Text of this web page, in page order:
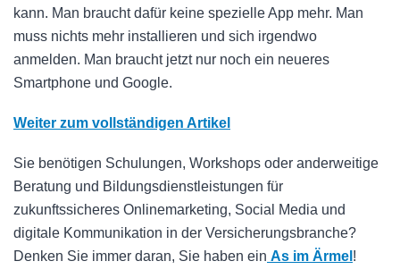
kann. Man braucht dafür keine spezielle App mehr. Man
muss nichts mehr installieren und sich irgendwo
anmelden. Man braucht jetzt nur noch ein neueres
Smartphone und Google.
Weiter zum vollständigen Artikel
Sie benötigen Schulungen, Workshops oder anderweitige
Beratung und Bildungsdienstleistungen für
zukunftssicheres Onlinemarketing, Social Media und
digitale Kommunikation in der Versicherungsbranche?
Denken Sie immer daran, Sie haben ein As im Ärmel !